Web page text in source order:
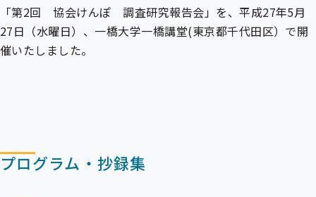
の
ブ
「第2回 協会けんぽ 調査研究報告会」を、平成27年5月
27日（水曜日）、一橋大学一橋講堂(東京都千代田区）で開
催いたしました。
プログラム・抄録集